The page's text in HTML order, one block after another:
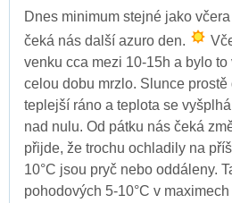
Dnes minimum stejné jako
čeká nás další azuro den.
venku cca mezi 10-15h a bylo
celou dobu mrzlo. Slunce
teplejší ráno a teplota se
nad nulu. Od pátku nás čeká
přijde, že trochu ochladily na
10°C jsou pryč nebo oddáleny.
pohodových 5-10°C v